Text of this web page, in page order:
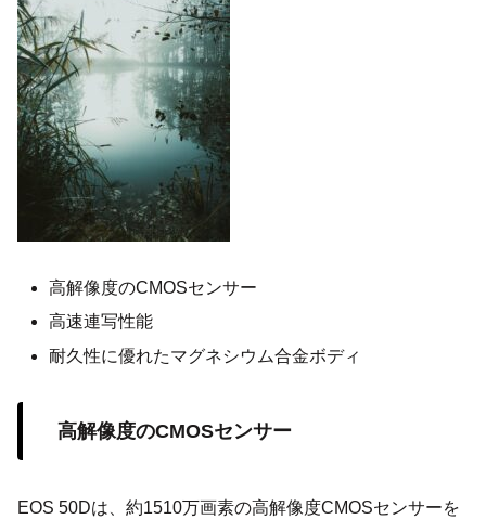
高解像度のCMOSセンサー
高速連写性能
耐久性に優れたマグネシウム合金ボディ
高解像度のCMOSセンサー
EOS 50Dは、約1510万画素の高解像度CMOSセンサーを